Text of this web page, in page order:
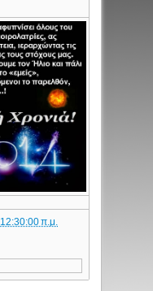
12:30:00 π.μ.